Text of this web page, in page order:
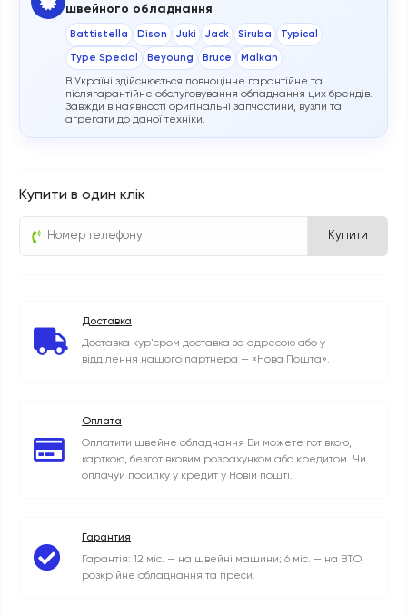
швейного обладнання
Battistella Dison Juki Jack Siruba Typical
Type Special Beyoung Bruce Malkan
В Україні здійснюється повноцінне гарантійне та
післягарантійне обслуговування обладнання цих брендів.
Завжди в наявності оригінальні запчастини, вузли та
агрегати до даної техніки.
Купити в один клік
Купити
Доставка
Доставка кур'єром доставка за адресою або у
відділення нашого партнера — «Нова Пошта».
Оплата
Оплатити швейне обладнання Ви можете готівкою,
карткою, безготівковим розрахунком або кредитом. Чи
оплачуй посилку у кредит у Новій пошті.
Гарантия
Гарантія: 12 міс. — на швейні машини; 6 міс. — на ВТО,
розкрійне обладнання та преси.